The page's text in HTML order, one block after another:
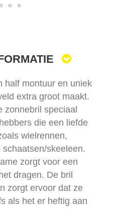
half montuur en uniek
extra groot maakt.
zonnebril speciaal
die een liefde
wielrennen,
skeeleen.
zorgt voor een
dragen. De bril
zorgt ervoor dat ze
als het er heftig aan